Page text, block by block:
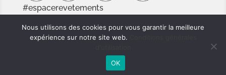
#espacerevetements
www.espacedoc.fr
www.signnaturedexception.com
Nous utilisons des cookies pour vous garantir la meilleure
expérience sur notre site web.
OK